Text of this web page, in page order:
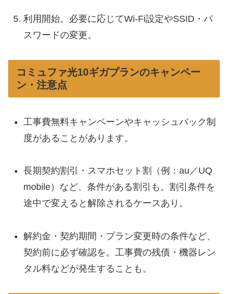
利用開始。必要に応じてWi-Fi設定やSSID・パ
スワードの変更。
コミュファ光10ギガプランのキャンペー
ン・注意点
工事費無料キャンペーンやキャッシュバック制
度があることがあります。
長期契約割引・スマホセット割（例：au／UQ
mobile）など、条件がある割引も。割引条件を
途中で変えると解除されるケースあり。
解約金・契約期間・プラン変更時の条件など、
契約前に必ず確認を。工事費の残債・機器レン
タル料などが発生することも。